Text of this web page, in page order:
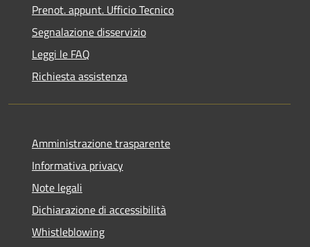
Prenot. appunt. Ufficio Tecnico
Segnalazione disservizio
Leggi le FAQ
Richiesta assistenza
Amministrazione trasparente
Informativa privacy
Note legali
Dichiarazione di accessibilità
Whistleblowing